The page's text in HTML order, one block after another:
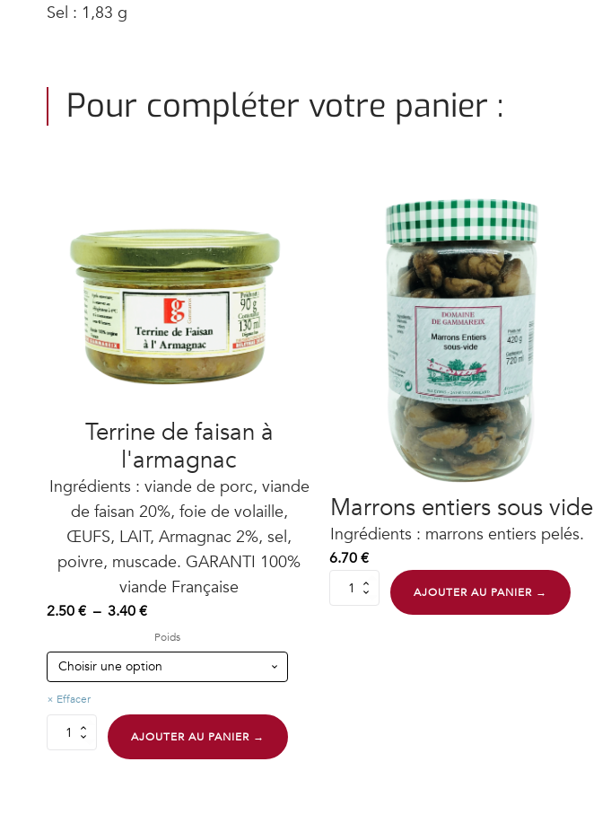
Sel : 1,83 g
Pour compléter votre panier :
Terrine de faisan à
l'armagnac
Ingrédients : viande de porc, viande
de faisan 20%, foie de volaille,
ŒUFS, LAIT, Armagnac 2%, sel,
poivre, muscade. GARANTI 100%
viande Française
2.50€ – 3.40€Plage
de
prix :
2.50 €
Poids
Effacer
quantité
de
AJOUTER AU PANIER →
Marrons entiers sous vide
Ingrédients : marrons entiers pelés.
6.70€
quantité
de
AJOUTER AU PANIER →